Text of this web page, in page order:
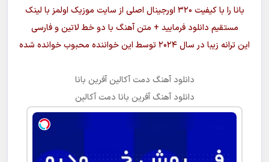
بانا
را با کیفیت ۳۲۰ اورجینال اصلی از سایت موزیک اولمز با لینک
مستقیم دانلود فرمایید + متن آهنگ با دو خط لاتین و فارسی
این ترانه زیبا در سال ۲۰۲۴ توسط این خواننده محبوب خوانده شده
دانلود آهنگ دمت آکالین آفرین بانا
دانلود آهنگآفرین بانا دمت آکالین